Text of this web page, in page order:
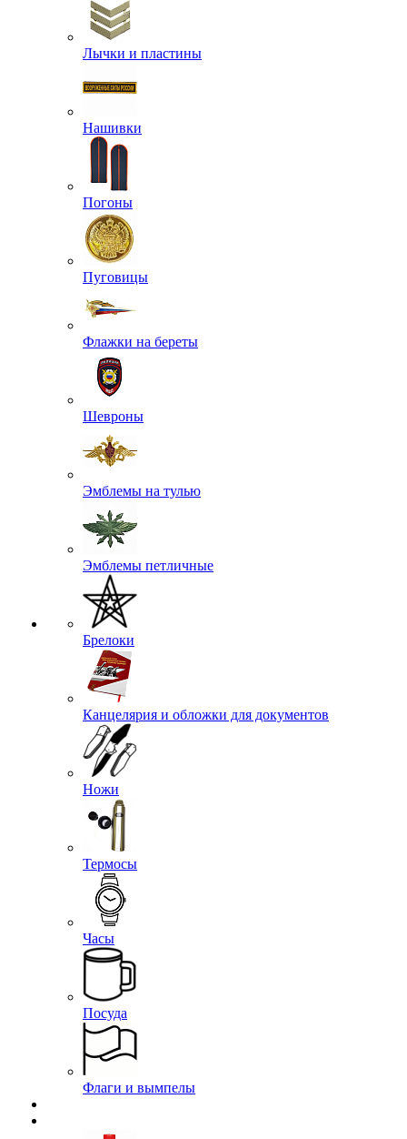
Лычки и пластины
Нашивки
Погоны
Пуговицы
Флажки на береты
Шевроны
Эмблемы на тулью
Эмблемы петличные
Брелоки
Канцелярия и обложки для документов
Ножи
Термосы
Часы
Посуда
Флаги и вымпелы